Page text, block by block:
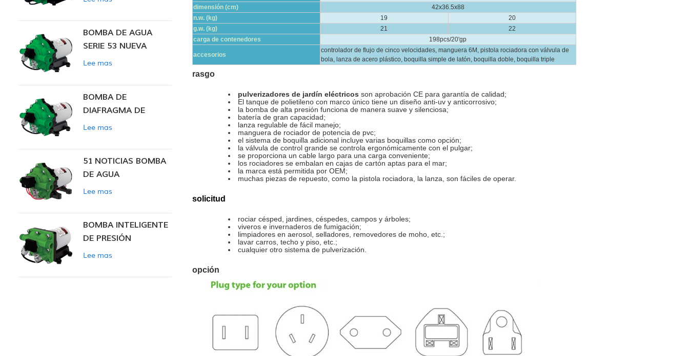
dimensión (cm)
42x36.5x88
n.w. (kg)
19
20
g.w. (kg)
21
22
carga de contenedores
198pcs/20'gp
accesorios
controlador de flujo de cinco velocidades, manguera 6M, pistola rociadora con válvula de
bola, lanza de acero plástico, boquilla simple de latón, boquilla doble, boquilla triple
rasgo
pulverizadores de jardín eléctricos son aprobación CE para garantía de calidad;
El tanque de polietileno con marco único tiene un diseño anti-uv y anticorrosivo;
la bomba de alta presión funciona de manera suave y silenciosa;
batería de gran capacidad;
lanza regulable de fácil manejo;
manguera de rociador de potencia de pvc;
el sistema de boquilla adicional incluye varias boquillas como opción;
la válvula de control grande se controla ergonómicamente con el pulgar;
se proporciona un cable largo para una carga conveniente;
los rociadores se embalan en cajas de cartón aptas para el mar;
la marca está permitida por OEM;
muchas piezas de repuesto, como la pistola rociadora, la lanza, son fáciles de operar.
solicitud
rociar césped, jardines, céspedes, campos y árboles;
viveros e invernaderos de fumigación;
limpiadores en aerosol, selladores, removedores de moho, etc.;
lavar carros, techo y piso, etc.;
cualquier otro sistema de pulverización.
opción
BOMBA DE AGUA
SERIE 53 NUEVA
Lee mas
BOMBA DE
DIAFRAGMA DE
PRESIÓN CONSTANTE
Lee mas
51 NOTICIAS BOMBA
DE AGUA
Lee mas
BOMBA INTELIGENTE
DE PRESIÓN
CONSTANTE SERIE
Lee mas